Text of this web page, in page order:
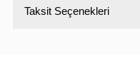
Taksit Seçenekleri